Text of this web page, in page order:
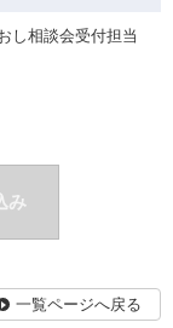
相談会受付担当
み
一覧ページへ戻る